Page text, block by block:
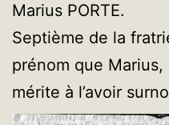
Marius PORTE.
Septième de la
prénom que Marius,
mérite à l’avoir